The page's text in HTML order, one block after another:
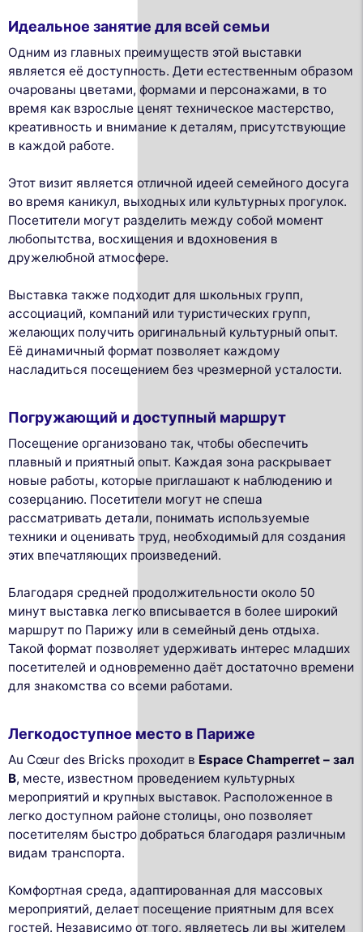
Идеальное занятие для всей семьи
Одним из главных преимуществ этой выставки
является её доступность. Дети естественным образом
очарованы цветами, формами и персонажами, в то
время как взрослые ценят техническое мастерство,
креативность и внимание к деталям, присутствующие
в каждой работе.
Этот визит является отличной идеей семейного досуга
во время каникул, выходных или культурных прогулок.
Посетители могут разделить между собой момент
любопытства, восхищения и вдохновения в
дружелюбной атмосфере.
Выставка также подходит для школьных групп,
ассоциаций, компаний или туристических групп,
желающих получить оригинальный культурный опыт.
Её динамичный формат позволяет каждому
насладиться посещением без чрезмерной усталости.
Погружающий и доступный маршрут
Посещение организовано так, чтобы обеспечить
плавный и приятный опыт. Каждая зона раскрывает
новые работы, которые приглашают к наблюдению и
созерцанию. Посетители могут не спеша
рассматривать детали, понимать используемые
техники и оценивать труд, необходимый для создания
этих впечатляющих произведений.
Благодаря средней продолжительности около 50
минут выставка легко вписывается в более широкий
маршрут по Парижу или в семейный день отдыха.
Такой формат позволяет удерживать интерес младших
посетителей и одновременно даёт достаточно времени
для знакомства со всеми работами.
Легкодоступное место в Париже
Au Cœur des Bricks проходит в Espace Champerret – зал
B, месте, известном проведением культурных
мероприятий и крупных выставок. Расположенное в
легко доступном районе столицы, оно позволяет
посетителям быстро добраться благодаря различным
видам транспорта.
Комфортная среда, адаптированная для массовых
мероприятий, делает посещение приятным для всех
гостей. Независимо от того, являетесь ли вы жителем